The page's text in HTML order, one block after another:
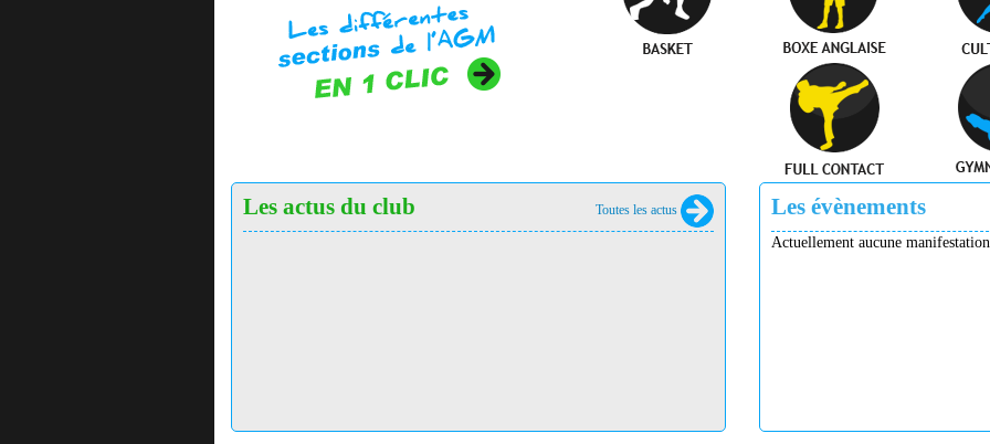
Les actus du club Toutes les actus Les évènements
Actuellement aucune